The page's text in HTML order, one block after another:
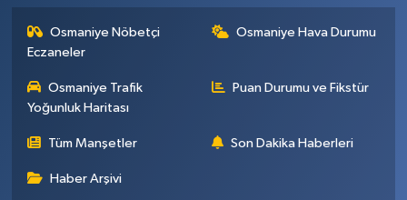
Osmaniye Nöbetçi
Eczaneler
Osmaniye Hava Durumu
Osmaniye Trafik
Yoğunluk Haritası
Puan Durumu ve Fikstür
Tüm Manşetler Son Dakika Haberleri
Haber Arşivi